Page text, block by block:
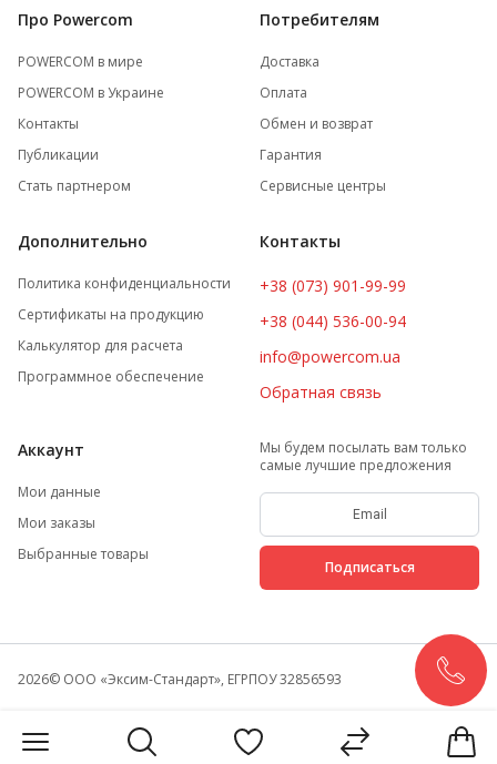
Про Powercom
POWERCOM в мире
POWERCOM в Украине
Контакты
Публикации
Стать партнером
Потребителям
Доставка
Оплата
Обмен и возврат
Гарантия
Сервисные центры
Дополнительно
Политика конфиденциальности
Сертификаты на продукцию
Калькулятор для расчета
Программное обеспечение
Контакты
+38 (073) 901-99-99
+38 (044) 536-00-94
info@powercom.ua
Обратная связь
Аккаунт
Мои данные
Мои заказы
Выбранные товары
Мы будем посылать вам только
самые лучшие предложения
Подписаться
2026© ООО «Эксим-Стандарт», ЕГРПОУ 32856593